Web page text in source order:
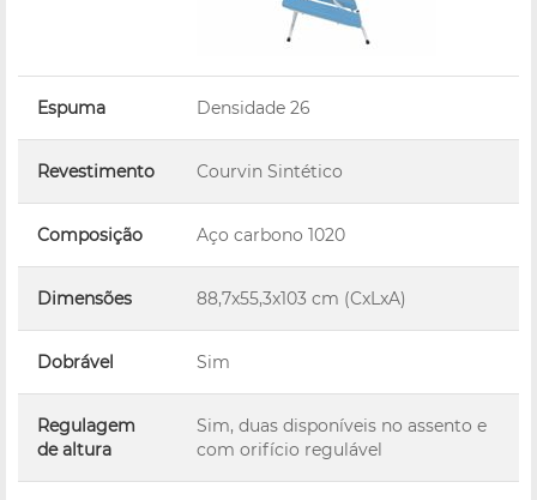
Espuma Densidade 26
Revestimento Courvin Sintético
Composição Aço carbono 1020
Dimensões 88,7x55,3x103 cm (CxLxA)
Dobrável Sim
Regulagem
de altura
Sim, duas disponíveis no assento e
com orifício regulável